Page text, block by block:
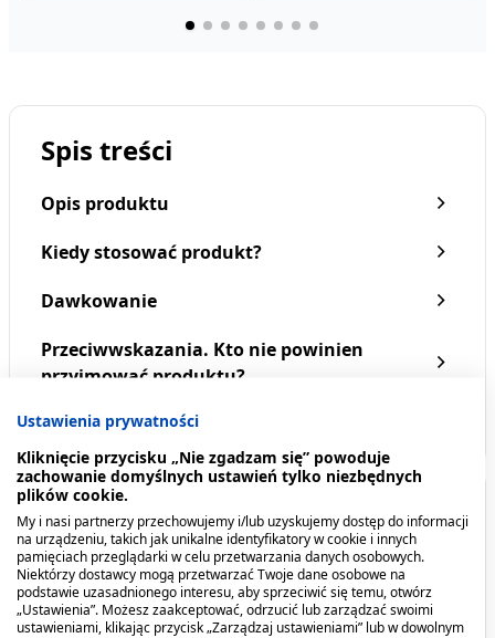
Spis treści
Opis produktu
Kiedy stosować produkt?
Dawkowanie
Przeciwwskazania. Kto nie powinien
przyjmować produktu?
Opis produktu
Suplement diety zawierający w swoim składzie
cynk pochodzący z organicznego źródła pomaga
zachować zdrowe kości, paznokcie, włosy oraz
Ustawienia prywatności
Kliknięcie przycisku „Nie zgadzam się” powoduje
zachowanie domyślnych ustawień tylko niezbędnych
plików cookie.
My i nasi partnerzy przechowujemy i/lub uzyskujemy dostęp do informacji
na urządzeniu, takich jak unikalne identyfikatory w cookie i innych
pamięciach przeglądarki w celu przetwarzania danych osobowych.
Niektórzy dostawcy mogą przetwarzać Twoje dane osobowe na
podstawie uzasadnionego interesu, aby sprzeciwić się temu, otwórz
„Ustawienia”. Możesz zaakceptować, odrzucić lub zarządzać swoimi
ustawieniami, klikając przycisk „Zarządzaj ustawieniami” lub w dowolnym